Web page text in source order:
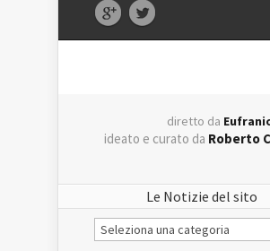
diretto da
ideato e curato da Roberto
Le Notizie del sito
Le
Notizie